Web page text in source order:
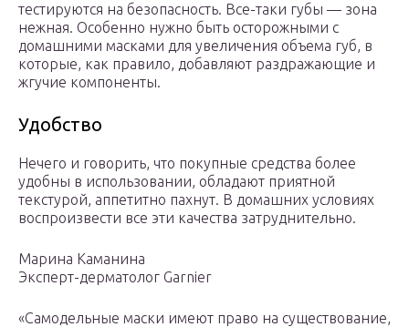
тестируются на безопасность. Все-таки губы — зона
нежная. Особенно нужно быть осторожными с
домашними масками для увеличения объема губ, в
которые, как правило, добавляют раздражающие и
жгучие компоненты.
Удобство
Нечего и говорить, что покупные средства более
удобны в использовании, обладают приятной
текстурой, аппетитно пахнут. В домашних условиях
воспроизвести все эти качества затруднительно.
Марина Каманина
Эксперт-дерматолог Garnier
«Самодельные маски имеют право на существование,